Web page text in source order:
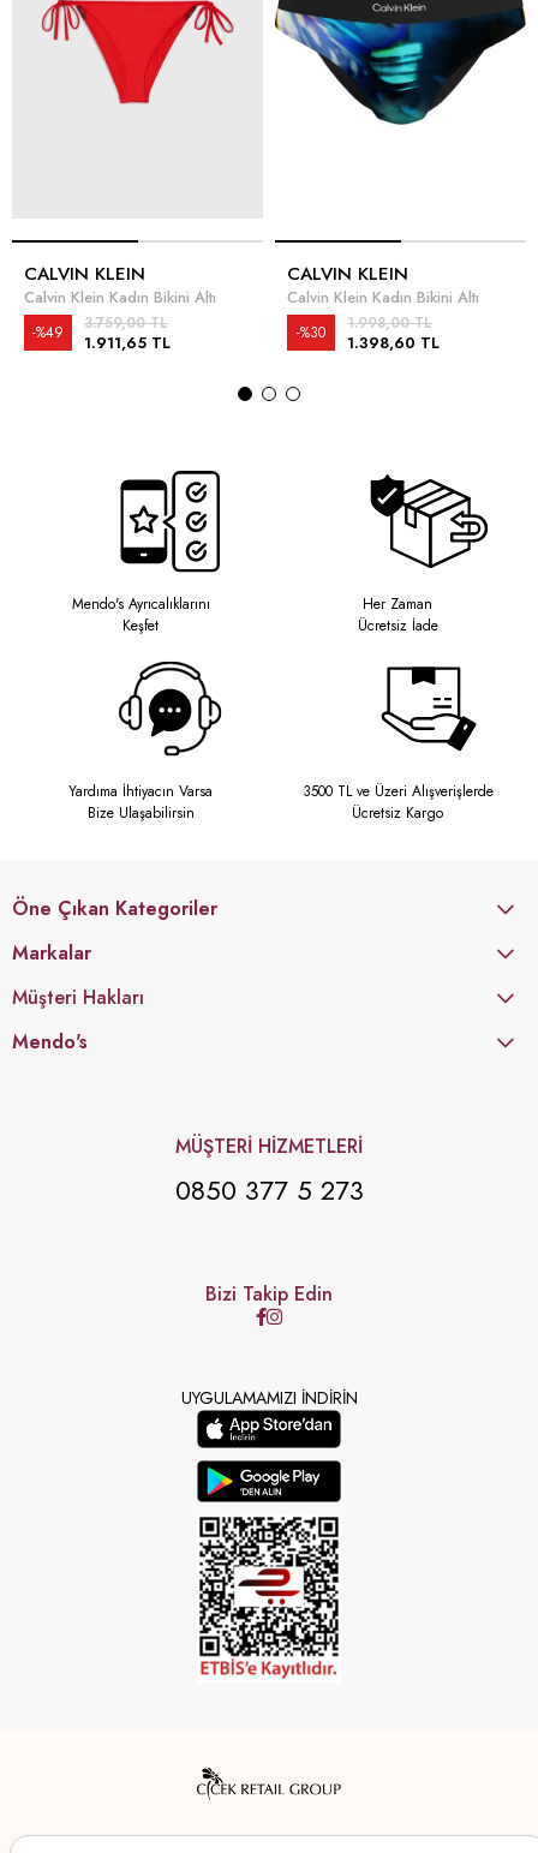
CALVIN KLEIN
Calvin Klein Kadın Bikini Altı
1.911,65 TL
3.759,00 TL
%49
CALVIN KLEIN
Calvin Klein Kadın Bikini Altı
1.398,60 TL
1.998,00 TL
%30
Mendo's Ayrıcalıklarını
Keşfet
Her Zaman
Ücretsiz İade
Yardıma İhtiyacın Varsa
Bize Ulaşabilirsin
3500 TL ve Üzeri Alışverişlerde
Ücretsiz Kargo
Öne Çıkan Kategoriler
Markalar
Müşteri Hakları
Mendo's
MÜŞTERİ HİZMETLERİ
0850 377 5 273
Bizi Takip Edin
UYGULAMAMIZI İNDİRİN